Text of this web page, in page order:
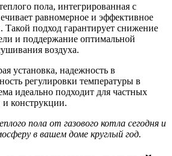
пола, интегрированная с
равномерное и эффективное
подход гарантирует снижение
и поддержание оптимальной
воздуха.
установка, надежность в
регулировки температуры в
идеально подходит для частных
конструкции.
пола от газового котла сегодня и
в вашем доме круглый год.